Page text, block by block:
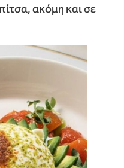
ακόμη και σε